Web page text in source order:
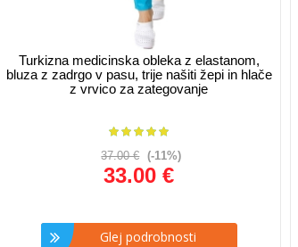
Turkizna medicinska obleka z elastanom,
bluza z zadrgo v pasu, trije našiti žepi in hlače
z vrvico za zategovanje
37.00 € (-11%)
33.00 €
Glej podrobnosti